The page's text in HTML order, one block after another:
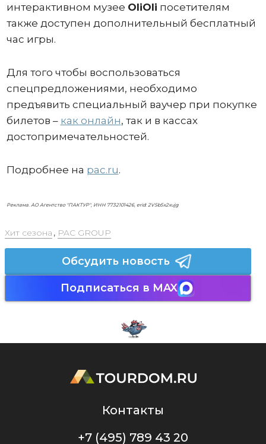
интерактивном музее OliOli посетителям
также доступен дополнительный бесплатный
час игры.
Для того чтобы воспользоваться
спецпредложениями, необходимо
предъявить специальный ваучер при покупке
билетов – как онлайн, так и в кассах
достопримечательностей.
Подробнее на pac.ru.
Реклама. АО Агентство "ПАКТУР", ИНН 7732101426, erid: 2VSb5x2xujg
Хит сезона , PAC GROUP
Обсудить новость
Подписаться в MAX
Контакты
+7 (495) 789 43 20